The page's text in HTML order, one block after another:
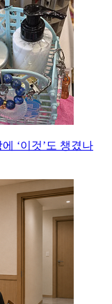
‘이것’도 챙겼나